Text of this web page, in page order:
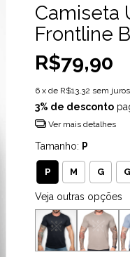
Camiseta
Frontline
R$79,90
6 x de R$13,32 sem juros
3% de desconto
Ver mais detalhes
Tamanho: P
P M G
Veja outras opções